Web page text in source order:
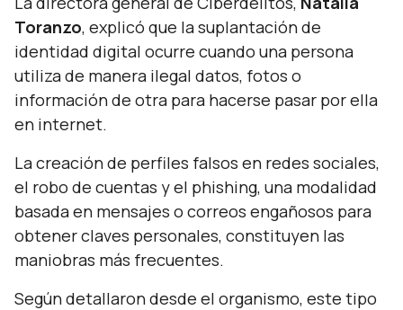
Toranzo, explicó que la suplantación de
identidad digital ocurre cuando una persona
utiliza de manera ilegal datos, fotos o
información de otra para hacerse pasar por ella
en internet.
La creación de perfiles falsos en redes sociales,
el robo de cuentas y el phishing, una modalidad
basada en mensajes o correos engañosos para
obtener claves personales, constituyen las
maniobras más frecuentes.
Según detallaron desde el organismo, este tipo